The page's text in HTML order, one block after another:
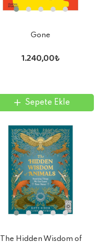
Gone
1.240,00₺
Sepete Ekle
The Hidden Wisdom of